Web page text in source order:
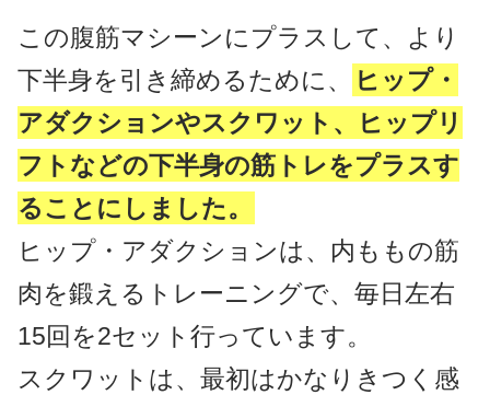
この腹筋マシーンにプラスして、より
下半身を引き締めるために、
ヒップ・
アダクションやスクワット、ヒップリ
フトなどの下半身の筋トレをプラスす
ることにしました。
ヒップ・アダクションは、内ももの筋
肉を鍛えるトレーニングで、毎日左右
15回を2セット行っています。
スクワットは、最初はかなりきつく感